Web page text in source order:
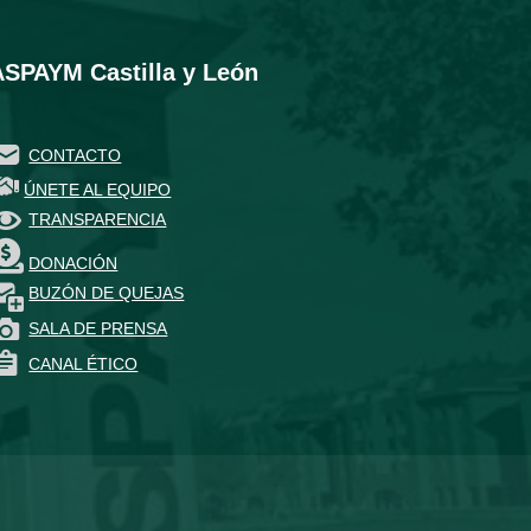
Castilla y León
CONTACTO
ÚNETE AL EQUIPO
TRANSPARENCIA
DONACIÓN
BUZÓN DE QUEJAS
SALA DE PRENSA
CANAL ÉTICO